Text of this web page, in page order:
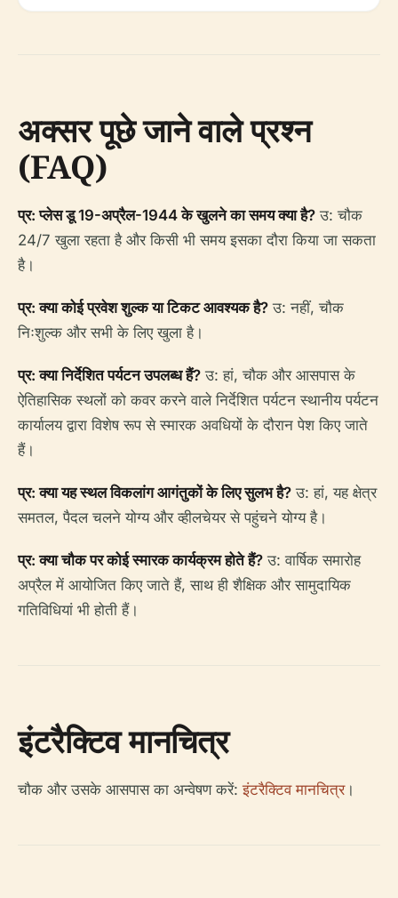
अक्सर पूछे जाने वाले प्रश्न
(FAQ)
प्र: प्लेस डू 19-अप्रैल-1944 के खुलने का समय क्या है? उ: चौक
24/7 खुला रहता है और किसी भी समय इसका दौरा किया जा सकता
है।
प्र: क्या कोई प्रवेश शुल्क या टिकट आवश्यक है? उ: नहीं, चौक
निःशुल्क और सभी के लिए खुला है।
प्र: क्या निर्देशित पर्यटन उपलब्ध हैं? उ: हां, चौक और आसपास के
ऐतिहासिक स्थलों को कवर करने वाले निर्देशित पर्यटन स्थानीय पर्यटन
कार्यालय द्वारा विशेष रूप से स्मारक अवधियों के दौरान पेश किए जाते
हैं।
प्र: क्या यह स्थल विकलांग आगंतुकों के लिए सुलभ है? उ: हां, यह क्षेत्र
समतल, पैदल चलने योग्य और व्हीलचेयर से पहुंचने योग्य है।
प्र: क्या चौक पर कोई स्मारक कार्यक्रम होते हैं? उ: वार्षिक समारोह
अप्रैल में आयोजित किए जाते हैं, साथ ही शैक्षिक और सामुदायिक
गतिविधियां भी होती हैं।
इंटरैक्टिव मानचित्र
चौक और उसके आसपास का अन्वेषण करें:इंटरैक्टिव मानचित्र।